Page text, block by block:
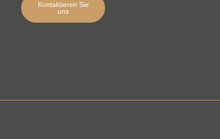
Kontaktieren Sie
uns